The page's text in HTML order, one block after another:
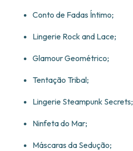
Conto de Fadas Íntimo;
Lingerie Rock and Lace;
Glamour Geométrico;
Tentação Tribal;
Lingerie Steampunk Secrets;
Ninfeta do Mar;
Máscaras da Sedução;